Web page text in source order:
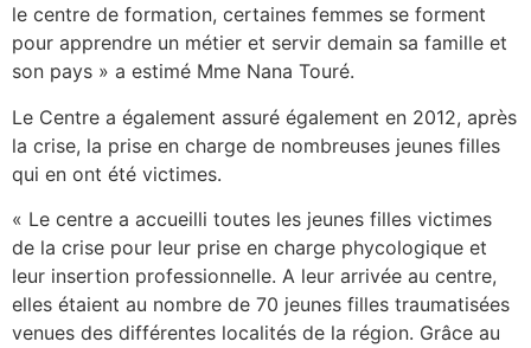
le centre de formation, certaines femmes se forment
pour apprendre un métier et servir demain sa famille et
son pays » a estimé Mme Nana Touré.
Le Centre a également assuré également en 2012, après
la crise, la prise en charge de nombreuses jeunes filles
qui en ont été victimes.
« Le centre a accueilli toutes les jeunes filles victimes
de la crise pour leur prise en charge phycologique et
leur insertion professionnelle. A leur arrivée au centre,
elles étaient au nombre de 70 jeunes filles traumatisées
venues des différentes localités de la région. Grâce au